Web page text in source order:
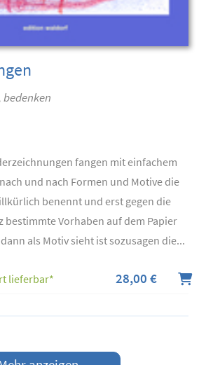
fangen mit einfachem
und nach Formen und Motive die
benennt und erst gegen die
bestimmte Vorhaben auf dem Papier
als Motiv sieht ist sozusagen die...
lieferbar* 28,00 €